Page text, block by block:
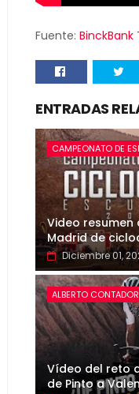
Fuente: BinckBank
ENTRADAS
CAMPEONATO DE
Video
Madrid de
Diciembre 01,
ALBERTO CONTADOR
Vídeo del reto
de Pinto a